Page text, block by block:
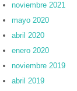
noviembre 2021
mayo 2020
abril 2020
enero 2020
noviembre 2019
abril 2019